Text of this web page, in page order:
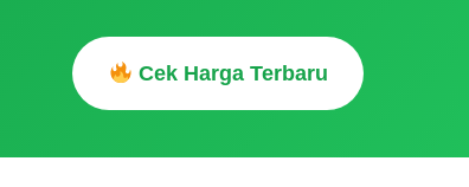
Cek Harga Terbaru